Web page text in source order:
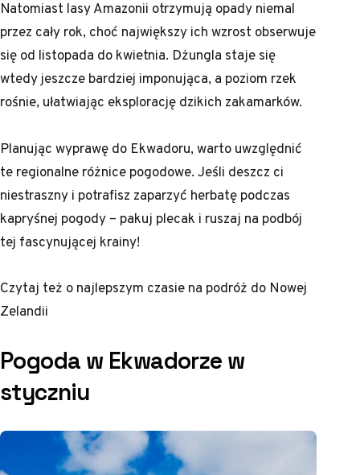
Natomiast lasy Amazonii otrzymują opady niemal
przez cały rok, choć największy ich wzrost obserwuje
się od listopada do kwietnia. Dżungla staje się
wtedy jeszcze bardziej imponująca, a poziom rzek
rośnie, ułatwiając eksplorację dzikich zakamarków.
Planując wyprawę do Ekwadoru, warto uwzględnić
te regionalne różnice pogodowe. Jeśli deszcz ci
niestraszny i potrafisz zaparzyć herbatę podczas
kapryśnej pogody – pakuj plecak i ruszaj na podbój
tej fascynującej krainy!
Czytaj też onajlepszym czasie na podróż do Nowej
Zelandii
Pogoda w Ekwadorze w
styczniu